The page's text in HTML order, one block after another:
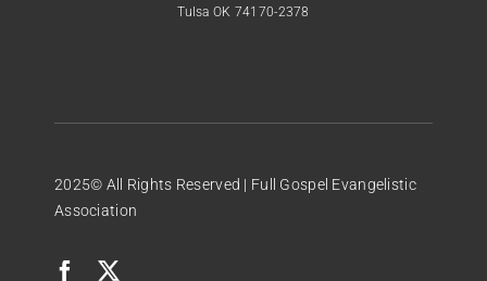
Tulsa OK 74170-2378
2025© All Rights Reserved | Full Gospel Evangelistic
Association